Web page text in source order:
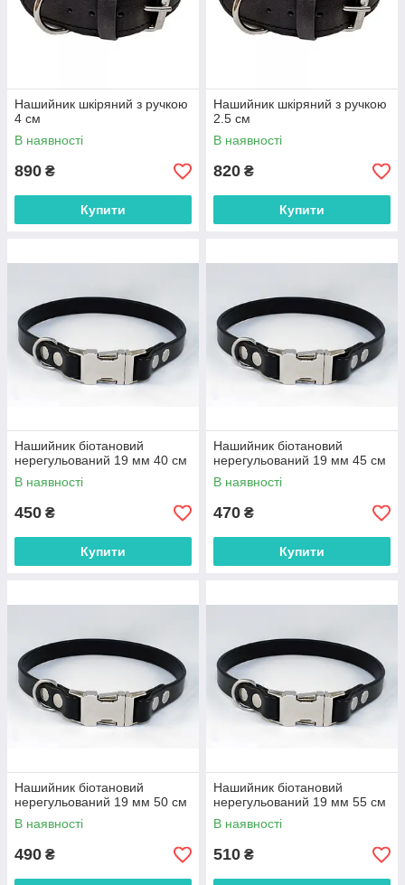
Нашийник шкіряний з ручкою
4 см
В наявності
890 ₴
Купити
Нашийник шкіряний з ручкою
2.5 см
В наявності
820 ₴
Купити
Нашийник біотановий
нерегульований 19 мм 40 см
В наявності
450 ₴
Купити
Нашийник біотановий
нерегульований 19 мм 45 см
В наявності
470 ₴
Купити
Нашийник біотановий
нерегульований 19 мм 50 см
В наявності
490 ₴
Нашийник біотановий
нерегульований 19 мм 55 см
В наявності
510 ₴